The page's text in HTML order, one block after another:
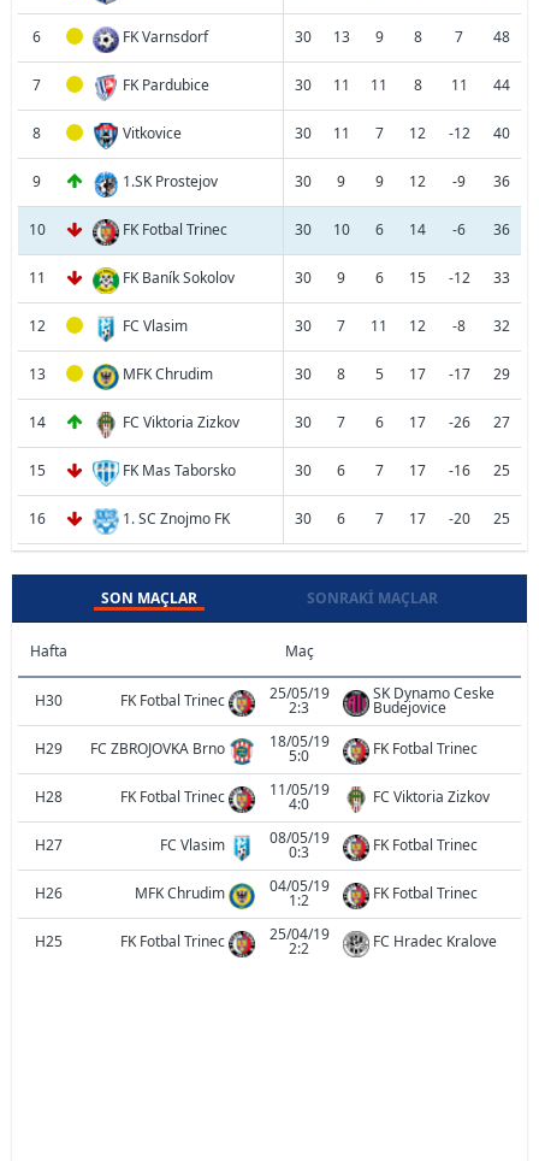
6 FK Varnsdorf 30 13 9 8 7 48
7 FK Pardubice 30 11 11 8 11 44
8 Vitkovice 30 11 7 12 -12 40
9 1.SK Prostejov 30 9 9 12 -9 36
10 FK Fotbal Trinec 30 10 6 14 -6 36
11 FK Baník Sokolov 30 9 6 15 -12 33
12 FC Vlasim 30 7 11 12 -8 32
13 MFK Chrudim 30 8 5 17 -17 29
14 FC Viktoria Zizkov 30 7 6 17 -26 27
15 FK Mas Taborsko 30 6 7 17 -16 25
16 1. SC Znojmo FK 30 6 7 17 -20 25
SON MAÇLAR SONRAKI MAÇLAR
Hafta Maç
H30 FK Fotbal Trinec 25/05/19
2:3
SK Dynamo Ceske
Budejovice
H29
FC ZBROJOVKA Brno 18/05/19
5:0 FK Fotbal Trinec
H28 FK Fotbal Trinec 11/05/19
4:0 FC Viktoria Zizkov
H27 FC Vlasim 08/05/19
0:3 FK Fotbal Trinec
H26 MFK Chrudim 04/05/19
1:2 FK Fotbal Trinec
H25 FK Fotbal Trinec 25/04/19
2:2 FC Hradec Kralove